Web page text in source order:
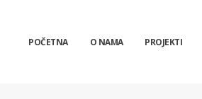
POČETNA O NAMA PROJEKTI